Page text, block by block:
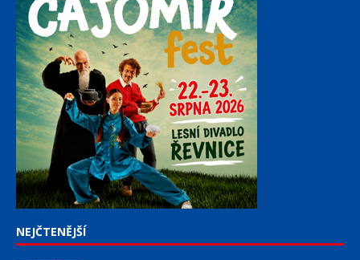
NEJČTENĚJŠÍ